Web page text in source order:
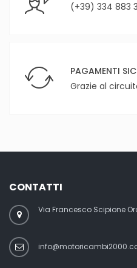
(+39) 334 883
PAGAMENTI
Grazie al
CONTATTI
Via Francesco Scipione